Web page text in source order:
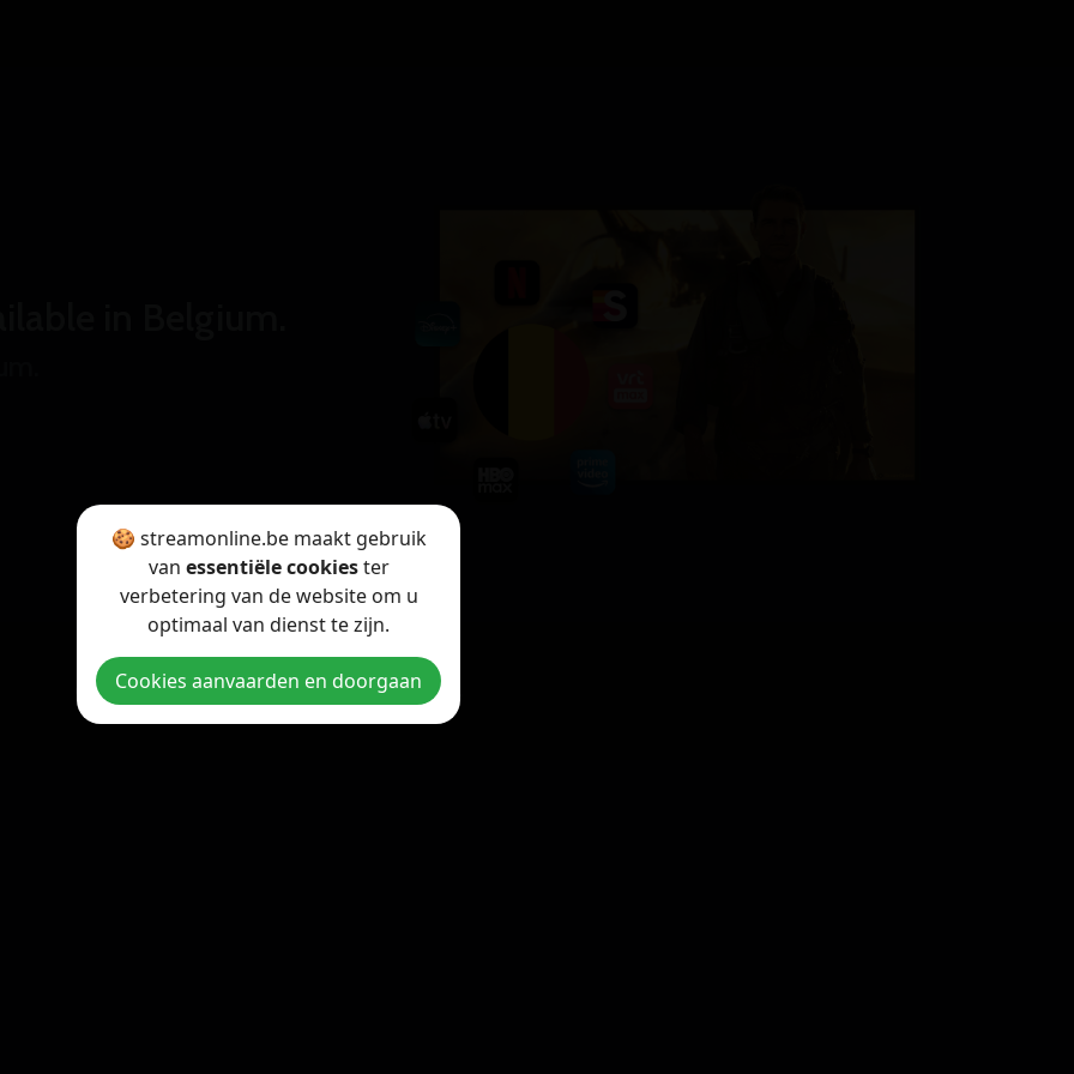
Copyright © 2026 StreamOnline.be. All rights reserved.
🍪 streamonline.be maakt gebruik
van essentiële cookiester
verbetering van de website om u
optimaal van dienst te zijn.
Cookies aanvaarden en doorgaan